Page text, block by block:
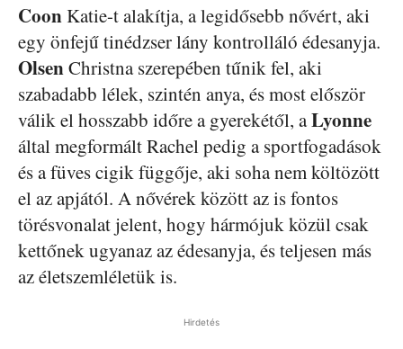
CoonKatie-t alakítja, a legidősebb nővért, aki
egy önfejű tinédzser lány kontrolláló édesanyja.
OlsenChristna szerepében tűnik fel, aki
szabadabb lélek, szintén anya, és most először
válik el hosszabb időre a gyerekétől, aLyonne
által megformált Rachel pedig a sportfogadások
és a füves cigik függője, aki soha nem költözött
el az apjától. A nővérek között az is fontos
törésvonalat jelent, hogy hármójuk közül csak
kettőnek ugyanaz az édesanyja, és teljesen más
az életszemléletük is.
Hirdetés